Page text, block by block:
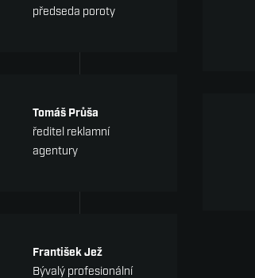
předseda poroty
Tomáš Průša
ředitel reklamní
agentury
František Jež
Bývalý profesionální